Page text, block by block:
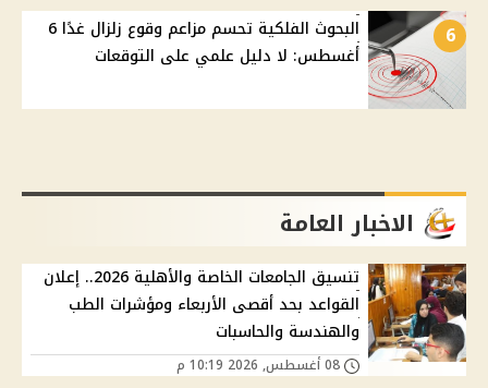
6
البحوث الفلكية تحسم مزاعم وقوع زلزال غدًا 6
أغسطس: لا دليل علمي على التوقعات
الاخبار العامة
تنسيق الجامعات الخاصة والأهلية 2026.. إعلان
القواعد بحد أقصى الأربعاء ومؤشرات الطب
والهندسة والحاسبات